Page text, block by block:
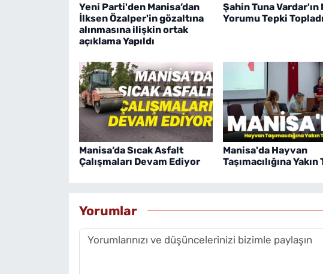
Yeni Parti'den Manisa’dan
İlksen Özalper'in gözaltına
alınmasına ilişkin ortak
açıklama Yapıldı
Şahin Tuna Vardar'ın
Yorumu Tepki Topladı
Manisa’da Sıcak Asfalt
Çalışmaları Devam Ediyor
Manisa'da Hayvan
Taşımacılığına Yakın
Yorumlar